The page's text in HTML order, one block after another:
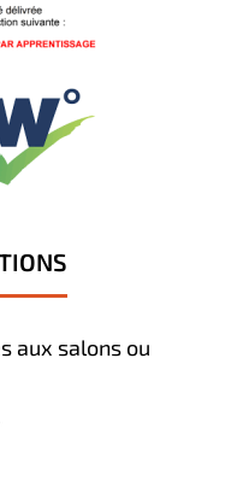
aux salons ou